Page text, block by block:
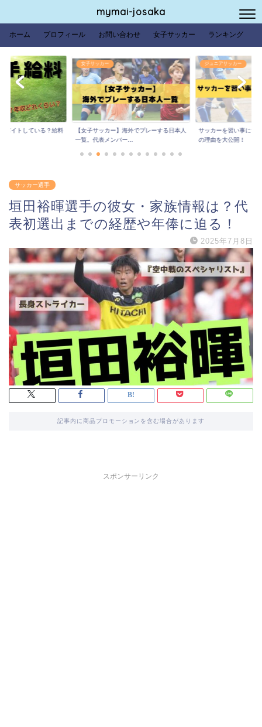
mymai-josaka
ホーム プロフィール お問い合わせ 女子サッカー ランキング
バイトしている？給料
女子サッカー
【女子サッカー】海外でプレーする日本人
一覧。代表メンバー...
ジュニアサッカー
サッカーを習い事にす
の理由を大公開！
サッカー選手
垣田裕暉選手の彼女・家族情報は？代
表初選出までの経歴や年俸に迫る！
2025年7月8日
記事内に商品プロモーションを含む場合があります
スポンサーリンク